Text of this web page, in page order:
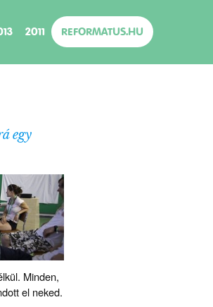
2011 REFORMATUS.HU
egy
Minden,
el neked.